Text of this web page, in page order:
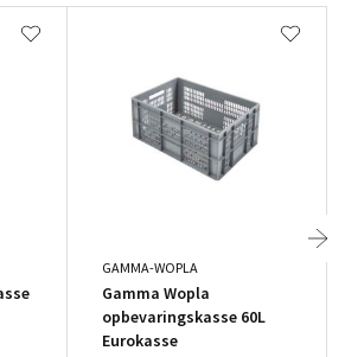
GAMMA-WOPLA
Gamma Wopla
opbevaringskasse 60L
Eurokasse